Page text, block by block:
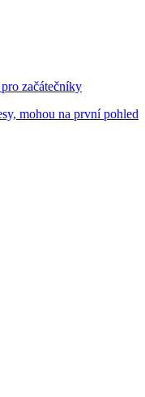
začátečníky
mohou na první pohled